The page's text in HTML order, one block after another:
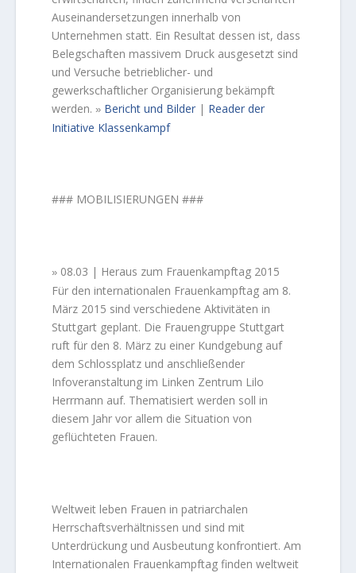
Auseinandersetzungen innerhalb von
Unternehmen statt. Ein Resultat dessen ist, dass
Belegschaften massivem Druck ausgesetzt sind
und Versuche betrieblicher- und
gewerkschaftlicher Organisierung bekämpft
werden.» Bericht und Bilder | Reader der
Initiative Klassenkampf
### MOBILISIERUNGEN ###
» 08.03 | Heraus zum Frauenkampftag 2015
Für den internationalen Frauenkampftag am 8.
März 2015 sind verschiedene Aktivitäten in
Stuttgart geplant. Die Frauengruppe Stuttgart
ruft für den 8. März zu einer Kundgebung auf
dem Schlossplatz und anschließender
Infoveranstaltung im Linken Zentrum Lilo
Herrmann auf. Thematisiert werden soll in
diesem Jahr vor allem die Situation von
geflüchteten Frauen.
Weltweit leben Frauen in patriarchalen
Herrschaftsverhältnissen und sind mit
Unterdrückung und Ausbeutung konfrontiert. Am
Internationalen Frauenkampftag finden weltweit